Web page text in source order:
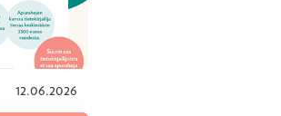
12.06.2026